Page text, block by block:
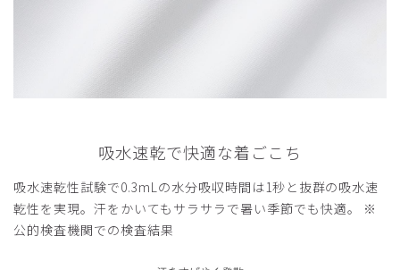
吸水速乾で快適な着ごこち
吸水速乾性試験で0.3mLの水分吸収時間は1秒と抜群の吸水速
乾性を実現。汗をかいてもサラサラで暑い季節でも快適。 ※
公的検査機関での検査結果